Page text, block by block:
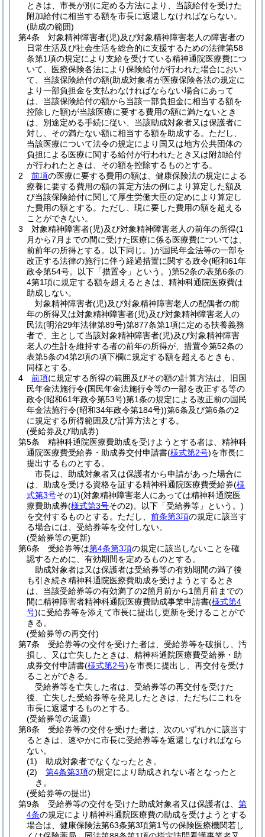
ときは、市長が別に定める方法により、当該給付を受けた
附加給付に相当する額を市長に返還しなければならない。
(助成の範囲)
第4条
対象精神障害者(児)及び対象精神障害老人の障害者の
日常生活及び社会生活を総合的に支援するための法律第58
条第1項の規定により支給を受けている精神通院医療費につ
いて、医療保険各法により保険給付が行われた場合におい
て、当該保険給付の額(助成対象者が医療保険各法の規定に
より一部負担金を支払わなければならない場合にあって
は、当該保険給付の額から当該一部負担金に相当する額を
控除した額)が当該医療に要する費用の額に満たないとき
は、別途定める手続に従い、当該助成対象者又は保護者に
対し、その満たない額に相当する額を助成する。 ただし、
当該医療について法令の規定により国又は地方公共団体の
負担による医療に関する給付が行われたとき又は附加給付
が行われたときは、その額を控除するものとする。
2
前項の医療に要する費用の額は、健康保険法の規定による
療養に要する費用の額の算定方法の例により算定した額及
び当該保険給付に関して厚生労働大臣の定めにより算定し
た費用の額とする。 ただし、現に要した費用の額を超える
ことができない。
3
対象精神障害者(児)及び対象精神障害老人の前年の所得(1
月から7月までの間に受けた医療に係る医療費については、
前前年の所得とする。以下同じ。)が国民年金法等の一部を
改正する法律の施行に伴う経過措置に関する政令(昭和61年
政令第54号。以下「措置令」という。)第52条の表第6条の
4第1項に規定する額を超えるときは、精神科通院医療費は
助成しない。
対象精神障害者(児)及び対象精神障害老人の配偶者の前
年の所得又は対象精神障害者(児)及び対象精神障害老人の
民法(明治29年法律第89号)第877条第1項に定める扶養義務
者で、主として当該対象精神障害者(児)及び対象精神障害
老人の生計を維持する者の前年の所得が、措置令第52条の
表第5条の4第2項の項下欄に規定する額を超えるときも、
同様とする。
4
前項に規定する所得の範囲及びその額の計算方法は、旧国
民年金法施行令(国民年金法施行令等の一部を改正する等の
政令(昭和61年政令第53号)第1条の規定による改正前の国民
年金法施行令(昭和34年政令第184号))第6条及び第6条の2
に規定する所得範囲及び計算方法とする。
(受給券及び助成券)
第5条
精神科通院医療費助成を受けようとする者は、精神科
通院医療費受給券・助成券交付申請書(様式第2号)を市長に
提出するものとする。
市長は、助成対象者又は保護者から申請があった場合に
は、助成を受ける資格を証する精神科通院医療費受給券(様
式第3号その1)(対象精神障害老人にあっては精神科通院医
療費助成券(様式第3号その2)。以下「受給券等」という。)
を交付するものとする。ただし、 前条第3項の規定に該当す
る場合には、受給券等を交付しない。
(受給券等の更新)
第6条
受給券等は第4条第3項の規定に該当しないことを確
認するために、有効期間を定めるものとする。
助成対象者は又は保護者は受給券等の有効期間の満了後
も引き続き精神科通院医療費助成を受けようとするとき
は、当該受給券等の有効満了の2箇月前から1箇月前までの
間に精神障害者精神科通院医療費助成事業申請書(様式第4
号)に受給券等を添えて市長に提出し更新を受けることがで
きる。
(受給券等の再交付)
第7条
受給券等の交付を受けた者は、受給券等を破損し、汚
損し、又は亡失したときは、精神科通院医療費受給券・助
成券交付申請書(様式第2号)を市長に提出し、再交付を受け
ることができる。
受給券等を亡失した者は、受給券等の再交付を受けた
後、亡失した受給券等を発見したときは、ただちにこれを
市長に返還するものとする。
(受給券等の返還)
第8条
受給券等の交付を受けた者は、次のいずれかに該当す
るときは、速やかに市長に受給券等を返還しなければなら
ない。
(1)
助成対象者でなくなったとき。
(2)
第4条第3項の規定により助成されない者となったと
き。
(受給券等の提出)
第9条
受給券等の交付を受けた助成対象者又は保護者は、 第
4条の規定により精神科通院医療費の助成を受けようとする
場合は、健康保険法第63条第3項第1号の保険医療機関若し